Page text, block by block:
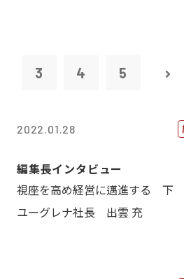
3 4 5
2022.01.28
編集長インタビュー
視座を高め経営に邁進する 下
ユーグレナ社長 出雲 充